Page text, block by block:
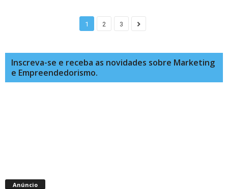
1 2 3
Inscreva-se e receba as novidades sobre Marketing
e Empreendedorismo.
Anúncio